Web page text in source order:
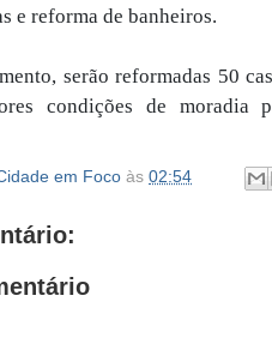
e reforma de banheiros.
serão reformadas 50
condições de moradia
em Foco às 02:54